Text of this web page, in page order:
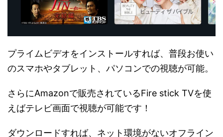
プライムビデオをインストールすれば、普段お使い
のスマホやタブレット、パソコンでの視聴が可能。
さらにAmazonで販売されているFire stick TVを使
えばテレビ画面で視聴が可能です！
ダウンロードすれば、ネット環境がないオフライン